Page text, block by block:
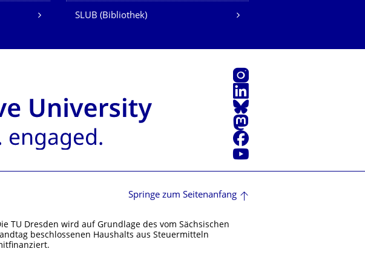
SLUB (Bibliothek)
Instagram
LinkedIn
Bluesky
Mastodon
Facebook
Youtube
Springe zum Seitenanfang
TU Dresden wird auf Grundlage des vom Sächsischen
beschlossenen Haushalts aus Steuermitteln